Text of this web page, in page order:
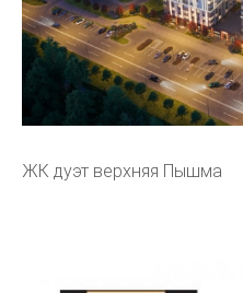
ЖК дуэт верхняя Пышма